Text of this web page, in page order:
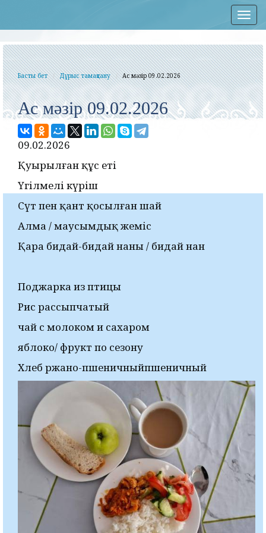
Басты бет Дұрыс тамақтану Ас мәзір 09.02.2026
Ас мәзір 09.02.2026
09.02.2026
Қуырылған құс еті
Үгілмелі күріш
Сүт пен қант қосылған шай
Алма / маусымдық жеміс
Қара бидай-бидай наны / бидай нан
Поджарка из птицы
Рис рассыпчатый
чай с молоком и сахаром
яблоко/ фрукт по сезону
Хлеб ржано-пшеничныйпшеничный